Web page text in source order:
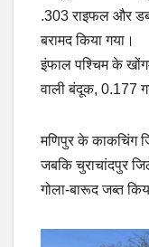
.303 राइफल और
बरामद किया गया।
इंफाल पश्चिम के
वाली बंदूक, 0.177
मणिपुर के काकचिंग
जबकि चुराचांदपुर
गोला-बारूद जब्त